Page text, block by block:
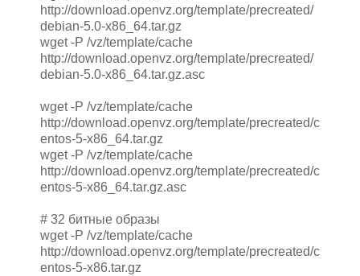
http://download.openvz.org/template/precreated/
debian-5.0-x86_64.tar.gz
wget -P /vz/template/cache
http://download.openvz.org/template/precreated/
debian-5.0-x86_64.tar.gz.asc
wget -P /vz/template/cache
http://download.openvz.org/template/precreated/c
entos-5-x86_64.tar.gz
wget -P /vz/template/cache
http://download.openvz.org/template/precreated/c
entos-5-x86_64.tar.gz.asc
# 32 битные образы
wget -P /vz/template/cache
http://download.openvz.org/template/precreated/c
entos-5-x86.tar.gz